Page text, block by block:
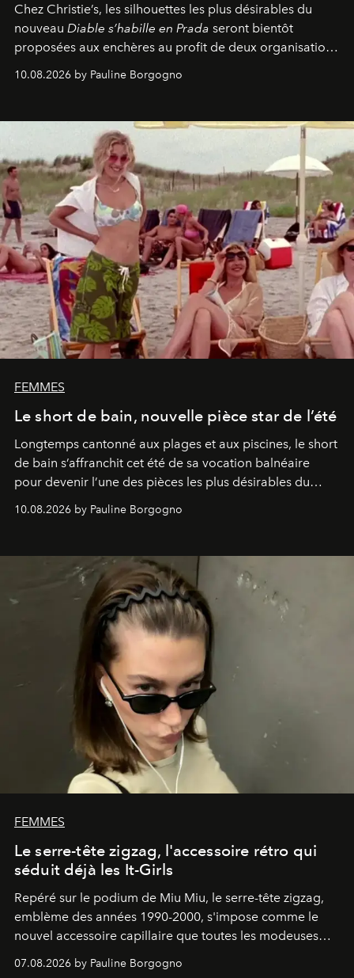
Chez Christie’s, les silhouettes les plus désirables du
nouveau Diable s’habille en Prada seront bientôt
proposées aux enchères au profit de deux organisations
engagées pour la presse et la mode.
10.08.2026 by Pauline Borgogno
FEMMES
Le short de bain, nouvelle pièce star de l’été
Longtemps cantonné aux plages et aux piscines, le short
de bain s’affranchit cet été de sa vocation balnéaire
pour devenir l’une des pièces les plus désirables du
10.08.2026 by Pauline Borgogno
FEMMES
Le serre-tête zigzag, l'accessoire rétro qui
séduit déjà les It-Girls
Repéré sur le podium de Miu Miu, le serre-tête zigzag,
emblème des années 1990-2000, s'impose comme le
nouvel accessoire capillaire que toutes les modeuses
s'arrachent déjà.
07.08.2026 by Pauline Borgogno